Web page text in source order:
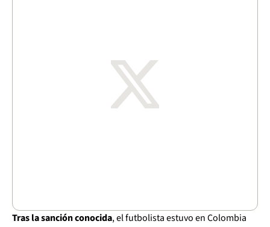
Tras la sanción conocida, el futbolista estuvo en Colombia